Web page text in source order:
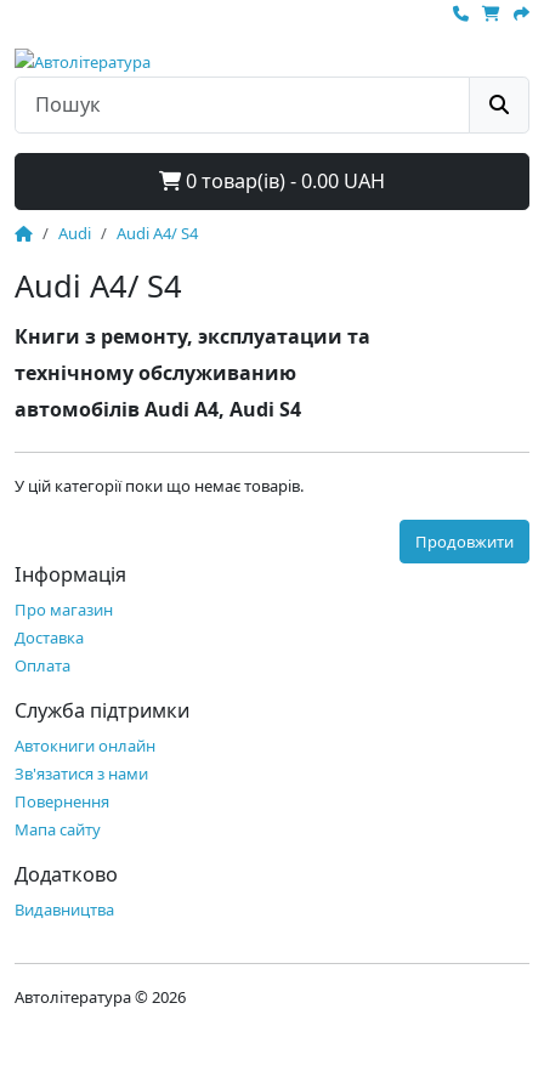
0 товар(ів) - 0.00 UAH
Audi Audi A4/ S4
Audi A4/ S4
Книги з ремонту, эксплуатации та
технічному обслуживанию
автомобілів Audi A4, Audi S4
У цій категорії поки що немає товарів.
Продовжити
Інформація
Про магазин
Доставка
Оплата
Служба підтримки
Автокниги онлайн
Зв'язатися з нами
Повернення
Мапа сайту
Додатково
Видавництва
Автолітература © 2026